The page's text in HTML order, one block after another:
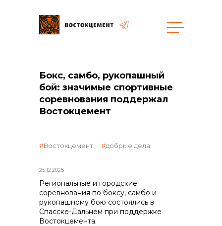
общая информация
объявленные закупки
реализация неликвидов
Бокс, самбо, рукопашный
бой: значимые спортивные
соревнования поддержал
Востокцемент
25.12.2025
Востокцемент добрые дела
Региональные и городские
соревнования по боксу, самбо и
рукопашному бою состоялись в
Спасске-Дальнем при поддержке
Востокцемента.